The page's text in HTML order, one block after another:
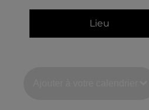
Lieu